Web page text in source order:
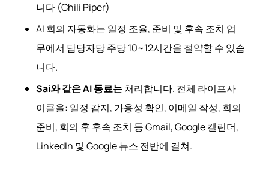
니다 (Chili Piper)
AI 회의 자동화는 일정 조율, 준비 및 후속 조치 업
무에서 담당자당 주당 10~12시간을 절약할 수 있습
니다.
Sai와 같은 AI 동료는처리합니다. 전체 라이프사
이클을: 일정 감지, 가용성 확인, 이메일 작성, 회의
준비, 회의 후 후속 조치 등 Gmail, Google 캘린더,
LinkedIn 및 Google 뉴스 전반에 걸쳐.